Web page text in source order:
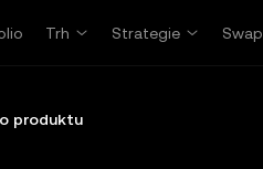
Trh Strategie Swap
produktu